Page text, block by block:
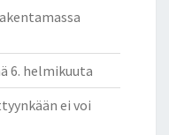
6. helmikuuta
ei voi